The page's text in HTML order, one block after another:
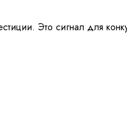
Это сигнал для